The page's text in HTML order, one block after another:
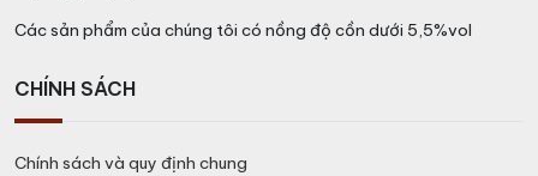
Các sản phẩm của chúng tôi có nồng độ cồn dưới 5,5%vol
CHÍNH SÁCH
Chính sách và quy định chung